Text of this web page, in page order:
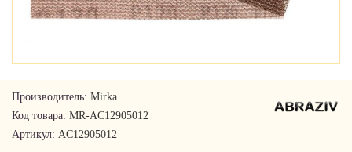
Производитель: Mirka
Код товара: MR-AC12905012
Артикул: AC12905012